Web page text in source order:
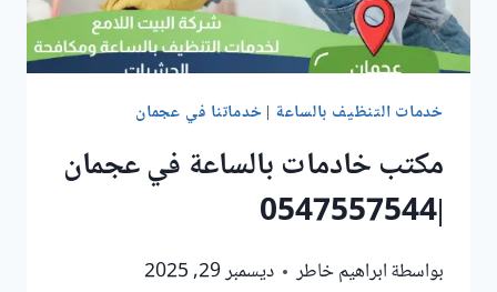
خدمات التنظيف بالساعة |خدماتنا في عجمان
مكتب خادمات بالساعة في عجمان
|0547557544
بواسطةابراهيم خاطر ديسمبر 29, 2025